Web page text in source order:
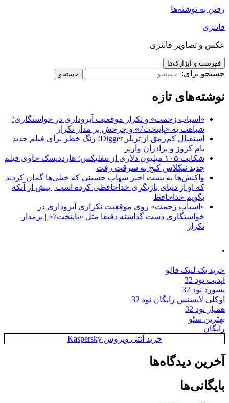
رفتن به نوشته‌ها
فانتزی
عکس و تصاویر فانتزی
فهرست و ابزارک‌ها
جستجو برای:
نوشته‌های تازه
«اسباب زحمت» و تکرار موقعیت آبروداری در خواستگاری؛
شباهت به «پایتخت7» و چرخش بر مدار تکرار
استقبال کم‌رمق از تریلر Digger؛ زنگ خطر برای فیلم جدید
تام کروز و برادران وارنر
شکایت ۱۰۵ میلیون دلاری از نتفلیکس؛ هارددیسک حاوی فیلم
جدید نیکلاس کیج به سرقت رفت
واکنش‌ها به پست اخیر شهاب حسینی که خیلی‌ها گمان کردند
که او از دنیای بازیگری خداحافظی کرده است | پیش از آنکه
بگویم خداحافظ
«اسباب زحمت» روی موقعیت تکراری آبروداری در
خواستگاری دست گذاشته دقیقا مثل «پایتخت7» | برمدار
تکرار
.
خرید بک لینک فالو
آپدیت نود 32
پسورد نود 32
اوکلی لایسنس رایگان نود 32
همیار نود 32
بهترین سئو
رایگان
خرید آنتی ویروس Kaspersky
آخرین دیدگاه‌ها
بایگانی‌ها